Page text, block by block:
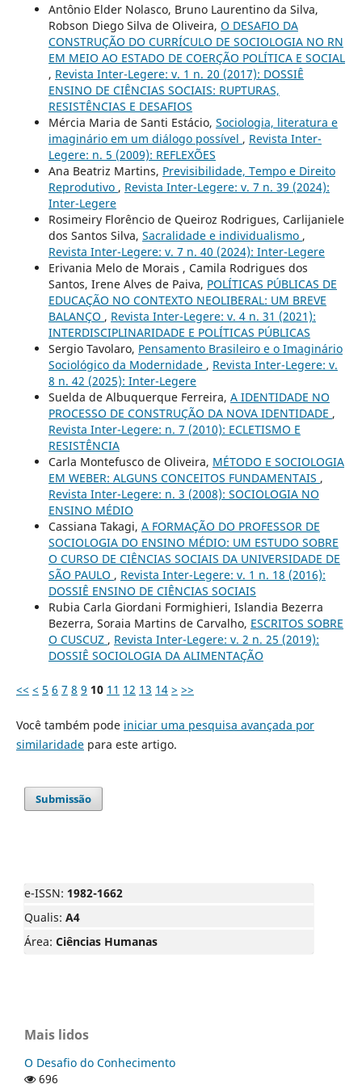
Antônio Elder Nolasco, Bruno Laurentino da Silva,
Robson Diego Silva de Oliveira, O DESAFIO DA
CONSTRUÇÃO DO CURRÍCULO DE SOCIOLOGIA NO RN
EM MEIO AO ESTADO DE COERÇÃO POLÍTICA E SOCIAL
, Revista Inter-Legere: v. 1 n. 20 (2017): DOSSIÊ
ENSINO DE CIÊNCIAS SOCIAIS: RUPTURAS,
RESISTÊNCIAS E DESAFIOS
Mércia Maria de Santi Estácio, Sociologia, literatura e
imaginário em um diálogo possível , Revista Inter-
Legere: n. 5 (2009): REFLEXÕES
Ana Beatriz Martins, Previsibilidade, Tempo e Direito
Reprodutivo , Revista Inter-Legere: v. 7 n. 39 (2024):
Inter-Legere
Rosimeiry Florêncio de Queiroz Rodrigues, Carlijaniele
dos Santos Silva, Sacralidade e individualismo ,
Revista Inter-Legere: v. 7 n. 40 (2024): Inter-Legere
Erivania Melo de Morais , Camila Rodrigues dos
Santos, Irene Alves de Paiva, POLÍTICAS PÚBLICAS DE
EDUCAÇÃO NO CONTEXTO NEOLIBERAL: UM BREVE
BALANÇO , Revista Inter-Legere: v. 4 n. 31 (2021):
INTERDISCIPLINARIDADE E POLÍTICAS PÚBLICAS
Sergio Tavolaro, Pensamento Brasileiro e o Imaginário
Sociológico da Modernidade , Revista Inter-Legere: v.
8 n. 42 (2025): Inter-Legere
Suelda de Albuquerque Ferreira, A IDENTIDADE NO
PROCESSO DE CONSTRUÇÃO DA NOVA IDENTIDADE ,
Revista Inter-Legere: n. 7 (2010): ECLETISMO E
RESISTÊNCIA
Carla Montefusco de Oliveira, MÉTODO E SOCIOLOGIA
EM WEBER: ALGUNS CONCEITOS FUNDAMENTAIS ,
Revista Inter-Legere: n. 3 (2008): SOCIOLOGIA NO
ENSINO MÉDIO
Cassiana Takagi, A FORMAÇÃO DO PROFESSOR DE
SOCIOLOGIA DO ENSINO MÉDIO: UM ESTUDO SOBRE
O CURSO DE CIÊNCIAS SOCIAIS DA UNIVERSIDADE DE
SÃO PAULO , Revista Inter-Legere: v. 1 n. 18 (2016):
DOSSIÊ ENSINO DE CIÊNCIAS SOCIAIS
Rubia Carla Giordani Formighieri, Islandia Bezerra
Bezerra, Soraia Martins de Carvalho, ESCRITOS SOBRE
O CUSCUZ , Revista Inter-Legere: v. 2 n. 25 (2019):
DOSSIÊ SOCIOLOGIA DA ALIMENTAÇÃO
<< < 5 6 7 8 9 10 11 12 13 14 > >>
Você também pode iniciar uma pesquisa avançada por
similaridadepara este artigo.
Submissão
e-ISSN: 1982-1662
Qualis: A4
Área: Ciências Humanas
Mais lidos
O Desafio do Conhecimento
696